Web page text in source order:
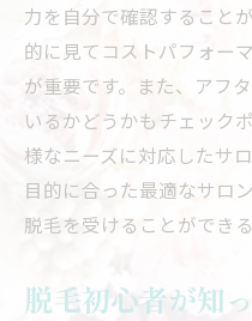
力を自分で確認すること
的に見てコストパフォー
が重要です。また、アフ
いるかどうかもチェック
様なニーズに対応したサ
目的に合った最適なサロ
脱毛を受けることができる
脱毛初心者が知